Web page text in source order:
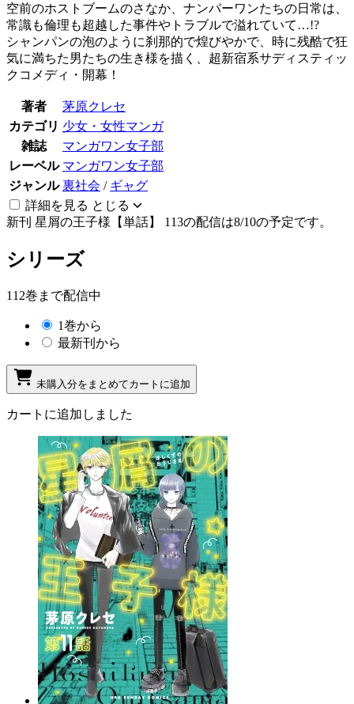
空前のホストブームのさなか、ナンバーワンたちの日常は、
常識も倫理も超越した事件やトラブルで溢れていて…!?
シャンパンの泡のように刹那的で煌びやかで、時に残酷で狂
気に満ちた男たちの生き様を描く、超新宿系サディスティッ
クコメディ・開幕！
著者
茅原クレセ
カテゴリ 少女・女性マンガ
雑誌
マンガワン女子部
レーベル マンガワン女子部
ジャンル 裏社会 / ギャグ
詳細を見る とじる
新刊 星屑の王子様【単話】 113の配信は8/10の予定です。
シリーズ
112巻まで配信中
1巻から
最新刊から
未購入分をまとめてカートに追加
カートに追加しました